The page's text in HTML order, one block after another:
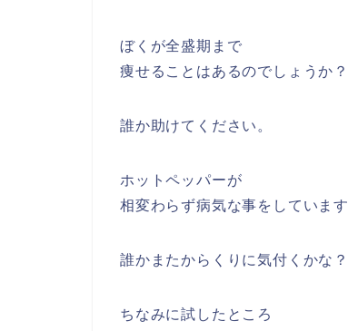
ぼくが全盛期まで
痩せることはあるのでしょうか？
誰か助けてください。
ホットペッパーが
相変わらず病気な事をしています
誰かまたからくりに気付くかな？
ちなみに試したところ